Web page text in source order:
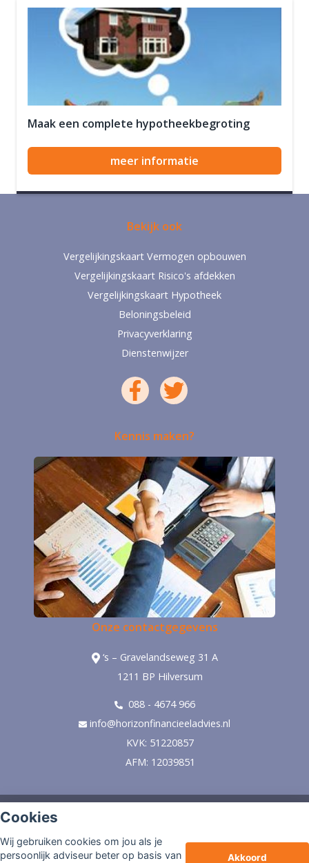
Cookies
Wij gebruiken cookies om jou als je
persoonlijk adviseur beter op basis van
Akkoord
Maak een complete hypotheekbegroting
meer informatie
Bekijk ook
Vergelijkingskaart Vermogen opbouwen
Vergelijkingskaart Risico's afdekken
Vergelijkingskaart Hypotheek
Beloningsbeleid
Privacyverklaring
Dienstenwijzer
Kennis maken?
Onze contactgegevens
‘s – Gravelandseweg 31 A
1211 BP Hilversum
088 - 4674 966
info@horizonfinancieeladvies.nl
KVK: 51220857
AFM: 12039851
Sitemap
Disclaimer